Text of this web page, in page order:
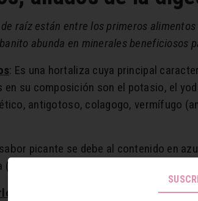
raíz están entre los primeros
abunda en minerales beneficiosos
: Es una hortaliza cuya principal
en su composición son el potasio, el
antigotoso, colagogo, vermífugo
picante se debe al contenido en
(son ricos en fibra) y fortalece el